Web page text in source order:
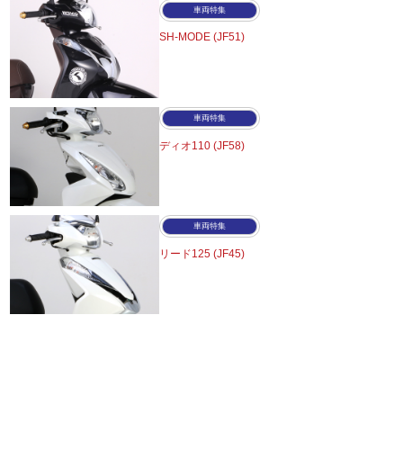
車両特集
SH-MODE (JF51)
車両特集
ディオ110 (JF58)
車両特集
リード125 (JF45)